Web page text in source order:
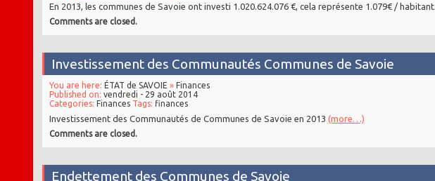
En 2013, les communes de Savoie ont investi 1.020.624.076 €, cela représente 1.079€ / habitant.
Comments are closed.
Investissement des Communautés Communes de Savoie
You are here: ÉTAT de SAVOIE » Finances
Published on: vendredi - 29 août 2014
Categories: FinancesTags: finances
Investissement des Communautés de Communes de Savoie en 2013 (more…)
Comments are closed.
Endettement des Communes de Savoie